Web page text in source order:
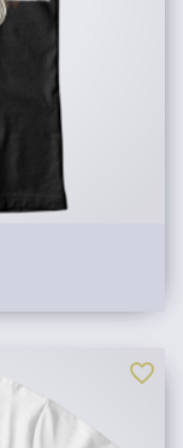
favorite_border